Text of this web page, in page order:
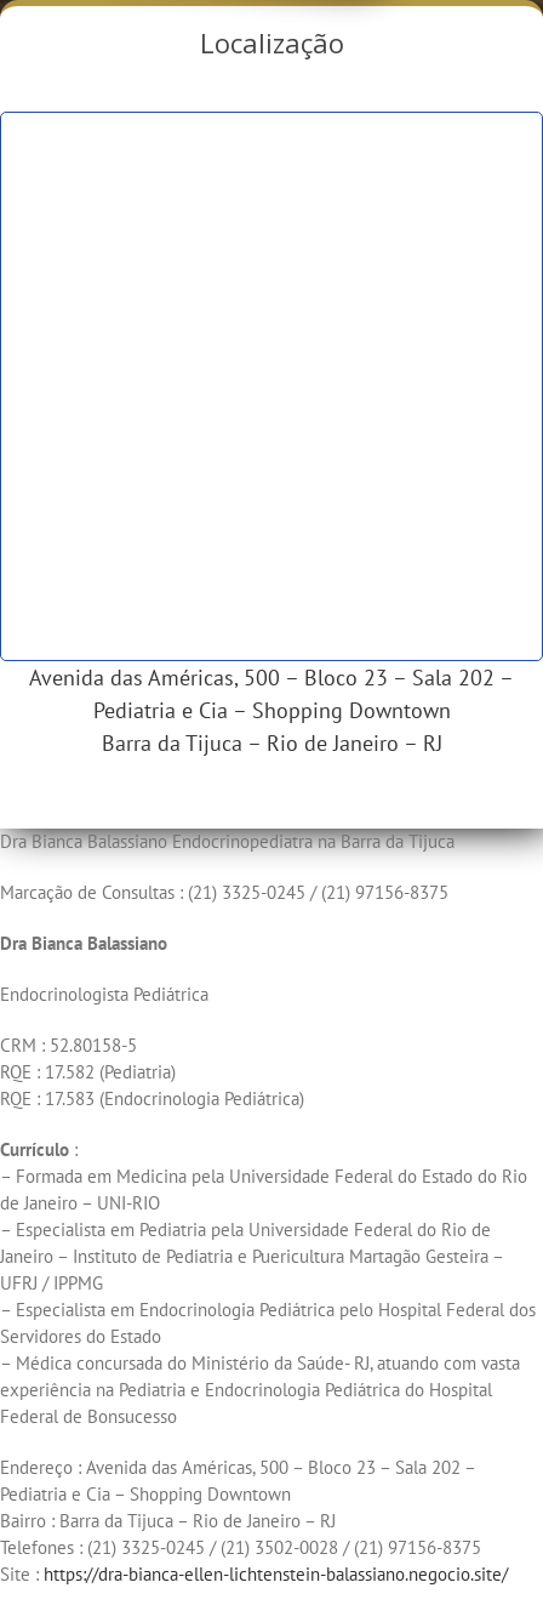
Localização
Avenida das Américas, 500 – Bloco 23 – Sala 202 –
Pediatria e Cia – Shopping Downtown
Barra da Tijuca – Rio de Janeiro – RJ
Dra Bianca Balassiano Endocrinopediatra na Barra da Tijuca
Marcação de Consultas : (21) 3325-0245 / (21) 97156-8375
Dra Bianca Balassiano
Endocrinologista Pediátrica
CRM : 52.80158-5
RQE : 17.582 (Pediatria)
RQE : 17.583 (Endocrinologia Pediátrica)
Currículo:
– Formada em Medicina pela Universidade Federal do Estado do Rio
de Janeiro – UNI-RIO
– Especialista em Pediatria pela Universidade Federal do Rio de
Janeiro – Instituto de Pediatria e Puericultura Martagão Gesteira –
UFRJ / IPPMG
– Especialista em Endocrinologia Pediátrica pelo Hospital Federal dos
Servidores do Estado
– Médica concursada do Ministério da Saúde- RJ, atuando com vasta
experiência na Pediatria e Endocrinologia Pediátrica do Hospital
Federal de Bonsucesso
Endereço : Avenida das Américas, 500 – Bloco 23 – Sala 202 –
Pediatria e Cia – Shopping Downtown
Bairro : Barra da Tijuca – Rio de Janeiro – RJ
Telefones : (21) 3325-0245 / (21) 3502-0028 / (21) 97156-8375
Site : https://dra-bianca-ellen-lichtenstein-balassiano.negocio.site/